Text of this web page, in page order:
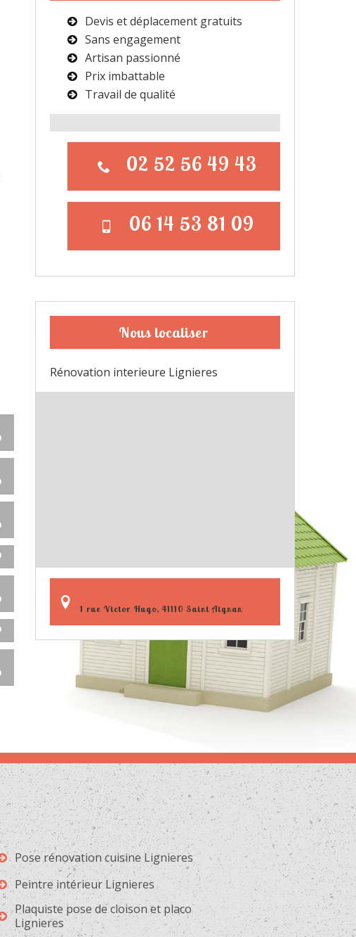
Devis et déplacement gratuits
Sans engagement
Artisan passionné
Prix imbattable
Travail de qualité
02 52 56 49 43
06 14 53 81 09
Nous localiser
Rénovation interieure Lignieres
1 rue Victor Hugo, 41110 Saint Aignan
Pose rénovation cuisine Lignieres
Peintre intérieur Lignieres
Plaquiste pose de cloison et placo
Lignieres